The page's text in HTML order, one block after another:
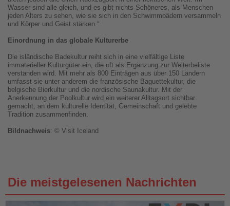
Wasser sind alle gleich, und es gibt nichts Schöneres, als Menschen
jeden Alters zu sehen, wie sie sich in den Schwimmbädern versammeln
und Körper und Geist stärken.“
Einordnung in das globale Kulturerbe
Die isländische Badekultur reiht sich in eine vielfältige Liste
immaterieller Kulturgüter ein, die oft als Ergänzung zur Welterbeliste
verstanden wird. Mit mehr als 800 Einträgen aus über 150 Ländern
umfasst sie unter anderem die französische Baguettekultur, die
belgische Bierkultur und die nordische Saunakultur. Mit der
Anerkennung der Poolkultur wird ein weiterer Alltagsort sichtbar
gemacht, an dem kulturelle Identität, Gemeinschaft und gelebte
Tradition zusammenfinden.
Bildnachweis: © Visit Iceland
Die meistgelesenen Nachrichten